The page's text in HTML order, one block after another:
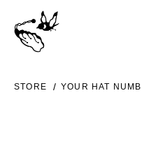
STORE YOUR HAT